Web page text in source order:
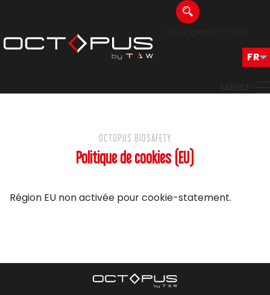
OCTOPUS BIOSAFETY
Politique de cookies (EU)
Région EU non activée pour cookie-statement.